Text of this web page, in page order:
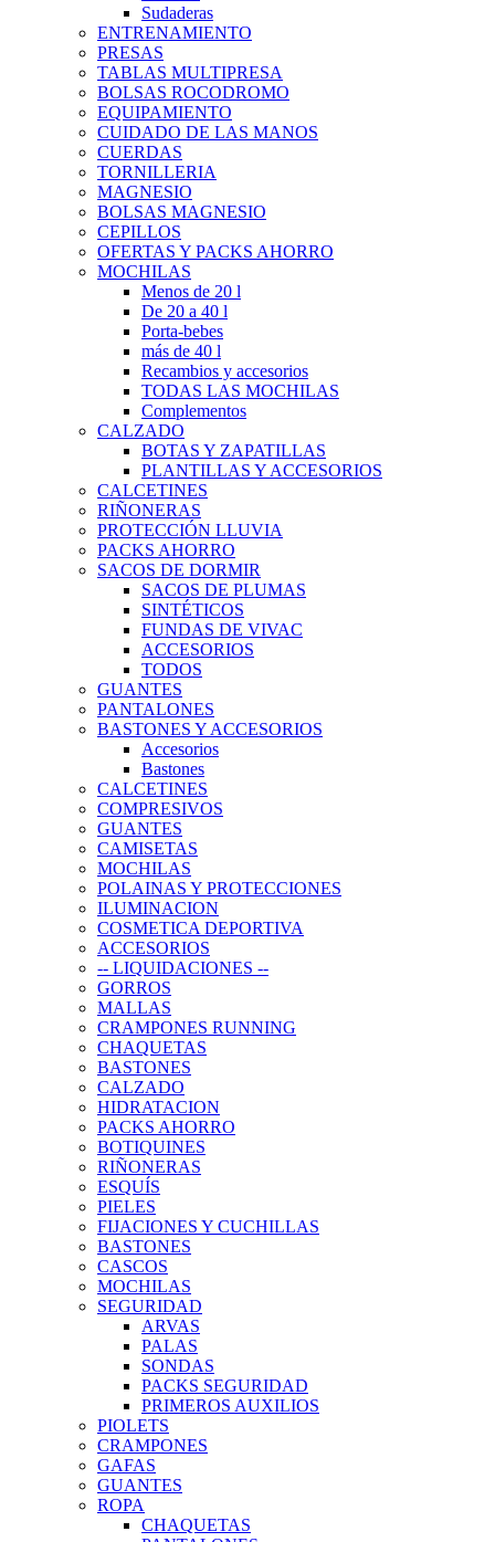
Sudaderas
ENTRENAMIENTO
PRESAS
TABLAS MULTIPRESA
BOLSAS ROCODROMO
EQUIPAMIENTO
CUIDADO DE LAS MANOS
CUERDAS
TORNILLERIA
MAGNESIO
BOLSAS MAGNESIO
CEPILLOS
OFERTAS Y PACKS AHORRO
MOCHILAS
Menos de 20 l
De 20 a 40 l
Porta-bebes
más de 40 l
Recambios y accesorios
TODAS LAS MOCHILAS
Complementos
CALZADO
BOTAS Y ZAPATILLAS
PLANTILLAS Y ACCESORIOS
CALCETINES
RIÑONERAS
PROTECCIÓN LLUVIA
PACKS AHORRO
SACOS DE DORMIR
SACOS DE PLUMAS
SINTÉTICOS
FUNDAS DE VIVAC
ACCESORIOS
TODOS
GUANTES
PANTALONES
BASTONES Y ACCESORIOS
Accesorios
Bastones
CALCETINES
COMPRESIVOS
GUANTES
CAMISETAS
MOCHILAS
POLAINAS Y PROTECCIONES
ILUMINACION
COSMETICA DEPORTIVA
ACCESORIOS
-- LIQUIDACIONES --
GORROS
MALLAS
CRAMPONES RUNNING
CHAQUETAS
BASTONES
CALZADO
HIDRATACION
PACKS AHORRO
BOTIQUINES
RIÑONERAS
ESQUÍS
PIELES
FIJACIONES Y CUCHILLAS
BASTONES
CASCOS
MOCHILAS
SEGURIDAD
ARVAS
PALAS
SONDAS
PACKS SEGURIDAD
PRIMEROS AUXILIOS
PIOLETS
CRAMPONES
GAFAS
GUANTES
ROPA
CHAQUETAS